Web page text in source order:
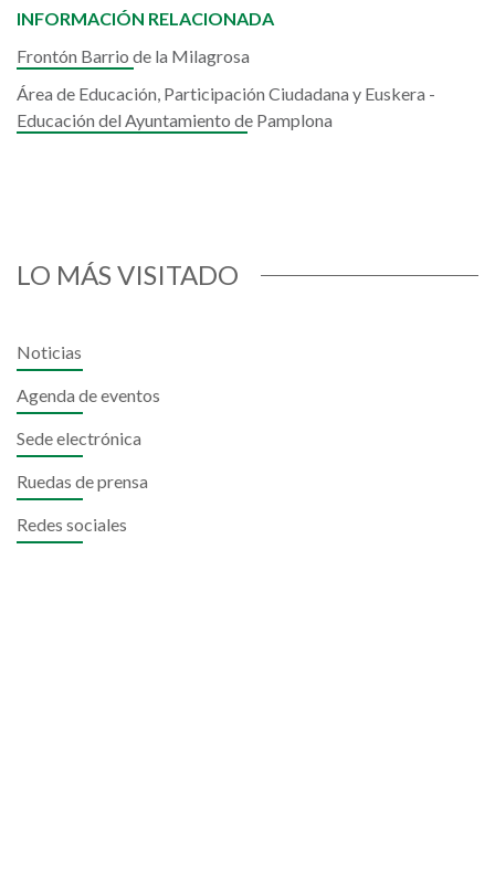
INFORMACIÓN RELACIONADA
Frontón Barrio de la Milagrosa
Área de Educación, Participación Ciudadana y Euskera -
Educación del Ayuntamiento de Pamplona
LO MÁS VISITADO
Noticias
Agenda de eventos
Sede electrónica
Ruedas de prensa
Redes sociales